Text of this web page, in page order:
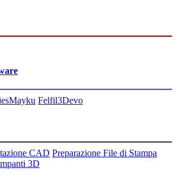
Mayku Felfil3Devo
CAD Preparazione File di Stampa
3D